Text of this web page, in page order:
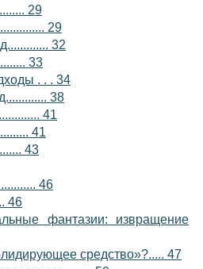
29
29
32
33
. . . 34
38
41
41
43
46
46
фантазии: извращение
средство»?..... 47